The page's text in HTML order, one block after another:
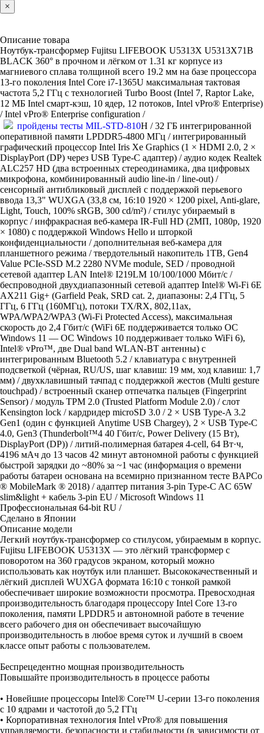
×
Описание товара
Ноутбук-трансформер Fujitsu LIFEBOOK U5313X U5313X71B
BLACK 360° в прочном и лёгком от 1.31 кг корпусе из
магниевого сплава толщиной всего 19.2 мм на базе процессора
13-го поколения Intel Core i7-1365U максимальная тактовая
частота 5,2 ГГц с технологией Turbo Boost (Intel 7, Raptor Lake,
12 МБ Intel смарт-кэш, 10 ядер, 12 потоков, Intel vPro® Enterprise)
/ Intel vPro® Enterprise configuration /
пройдены тесты MIL-STD-810H / 32 ГБ интегрированной
оперативной памяти LPDDR5-4800 МГц / интегрированный
графический процессор Intel Iris Xe Graphics (1 × HDMI 2.0, 2 ×
DisplayPort (DP) через USB Type-C адаптер) / аудио кодек Realtek
ALC257 HD (два встроенных стереодинамика, два цифровых
микрофона, комбинированный аudio line-in / line-out) /
сенсорный антибликовый дисплей c поддержкой перьевого
ввода 13,3" WUXGA (33,8 см, 16:10 1920 × 1200 pixel, Anti-glare,
Light, Touch, 100% sRGB, 300 cd/m²) / стилус убираемый в
корпус / инфракрасная веб-камера IR-Full HD (2МП, 1080p, 1920
× 1080) c поддержкой Windows Hello и шторкой
конфиденциальности / дополнительная веб-камера для
планшетного режима / твердотельный накопитель 1TB, Gen4
Value PCIe-SSD M.2 2280 NVMe module, SED / проводной
сетевой адаптер LAN Intel® I219LM 10/100/1000 Мбит/с /
беспроводной двухдиапазонный сетевой адаптер Intel® Wi-Fi 6E
AX211 Gig+ (Garfield Peak, SRD cat. 2, диапазоны: 2,4 ГГц, 5
ГГц, 6 ГГц (160МГц), потоки TX/RX, 802,11ax,
WPA/WPA2/WPA3 (Wi-Fi Protected Access), максимальная
скорость до 2,4 Гбит/с (WiFi 6E поддерживается только ОС
Windows 11 — ОС Windows 10 поддерживает только WiFi 6),
Intel® vPro™, две Dual band WLAN-BT антенны) с
интегрированным Bluetooth 5.2 / клавиатура с внутренней
подсветкой (чёрная, RU/US, шаг клавиш: 19 мм, ход клавиш: 1,7
мм) / двухклавишный тачпад с поддержкой жестов (Multi gesture
touchpad) / встроенный сканер отпечатка пальцев (Fingerprint
Sensor) / модуль TPM 2.0 (Trusted Platform Module 2.0) / слот
Kensington lock / кардридер microSD 3.0 / 2 × USB Type-A 3.2
Gen1 (один с функцией Anytime USB Chargey), 2 × USB Type-C
4.0, Gen3 (Thunderbolt™4 40 Гбит/с, Power Delivery (15 Вт),
DisplayPort (DP)) / литий-полимерная батарея 4-cell, 64 Вт·ч,
4196 мАч до 13 часов 42 минут автономной работы с функцией
быстрой зарядки до ~80% за ~1 час (информация о времени
работы батареи основана на всемирно признанном тесте BAPCo
® MobileMark ® 2018) / адаптер питания 3-pin Type-C AC 65W
slim&light + кабель 3-pin EU / Microsoft Windows 11
Профессиональная 64-bit RU /
Сделано в Японии
Описание модели
Легкий ноутбук-трансформер со стилусом, убираемым в корпус.
Fujitsu LIFEBOOK U5313X — это лёгкий трансформер с
поворотом на 360 градусов экраном, который можно
использовать как ноутбук или планшет. Высококачественный и
лёгкий дисплей WUXGA формата 16:10 с тонкой рамкой
обеспечивает широкие возможности просмотра. Превосходная
производительность благодаря процессору Intel Core 13-го
поколения, памяти LPDDR5 и автономной работе в течение
всего рабочего дня он обеспечивает высочайшую
производительность в любое время суток и лучший в своем
классе опыт работы с пользователем.
Беспрецедентно мощная производительность
Повышайте производительность в процессе работы
• Новейшие процессоры Intel® Core™ U-серии 13-го поколения
с 10 ядрами и частотой до 5,2 ГГц
• Корпоративная технология Intel vPro® для повышения
управляемости, безопасности и стабильности (в зависимости от